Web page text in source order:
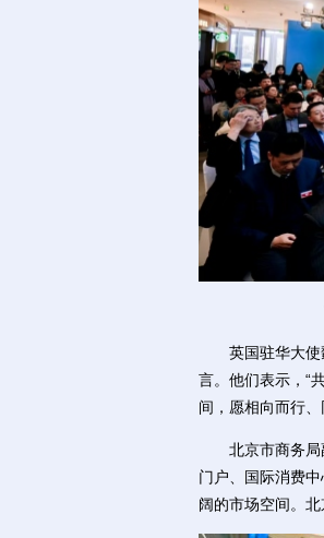
英国驻华大使魏
言。他们表示，“
间，愿相向而行
北京市商务局副
门户、国际消费
阔的市场空间。